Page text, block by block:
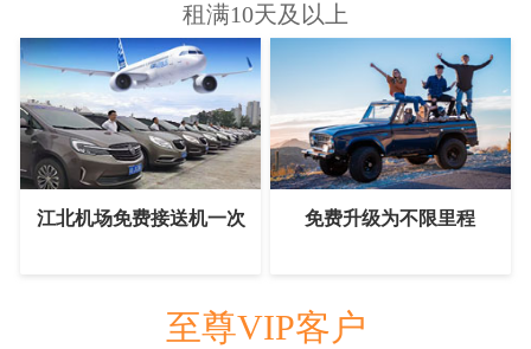
租满10天及以上
江北机场免费接送机一次 免费升级为不限里程
至尊VIP客户